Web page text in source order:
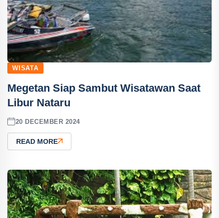
WISATA
Megetan Siap Sambut Wisatawan Saat
Libur Nataru
20 DECEMBER 2024
READ MORE